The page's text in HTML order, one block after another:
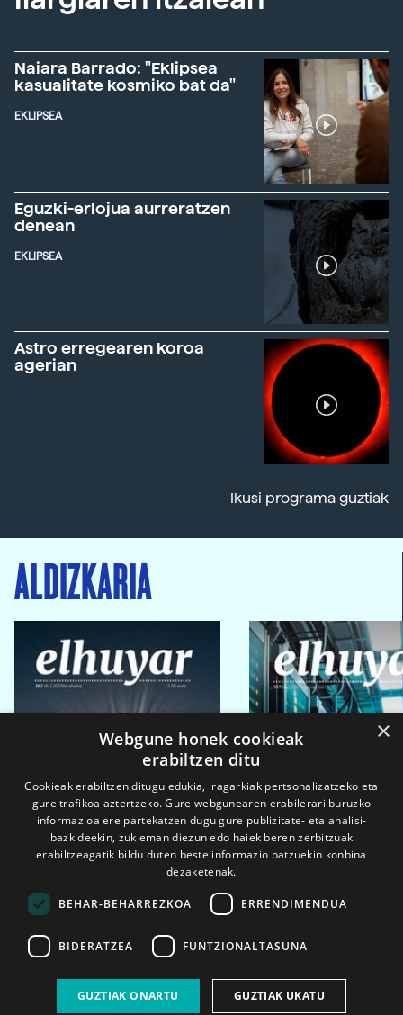
Naiara Barrado: "Eklipsea
kasualitate kosmiko bat da"
EKLIPSEA
Eguzki-erlojua aurreratzen
denean
EKLIPSEA
Astro erregearen koroa
agerian
Ikusi programa guztiak
ALDIZKARIA
2026ko eka. 1a 2026ko mar. 1a
×
Webgune honek cookieak
erabiltzen ditu
Cookieak erabiltzen ditugu edukia, iragarkiak pertsonalizatzeko eta
gure trafikoa aztertzeko. Gure webgunearen erabilerari buruzko
informazioa ere partekatzen dugu gure publizitate- eta analisi-
bazkideekin, zuk eman diezun edo haiek beren zerbitzuak
erabiltzeagatik bildu duten beste informazio batzuekin konbina
dezaketenak.
BEHAR-BEHARREZKOA ERRENDIMENDUA
BIDERATZEA FUNTZIONALTASUNA
GUZTIAK ONARTU GUZTIAK UKATU